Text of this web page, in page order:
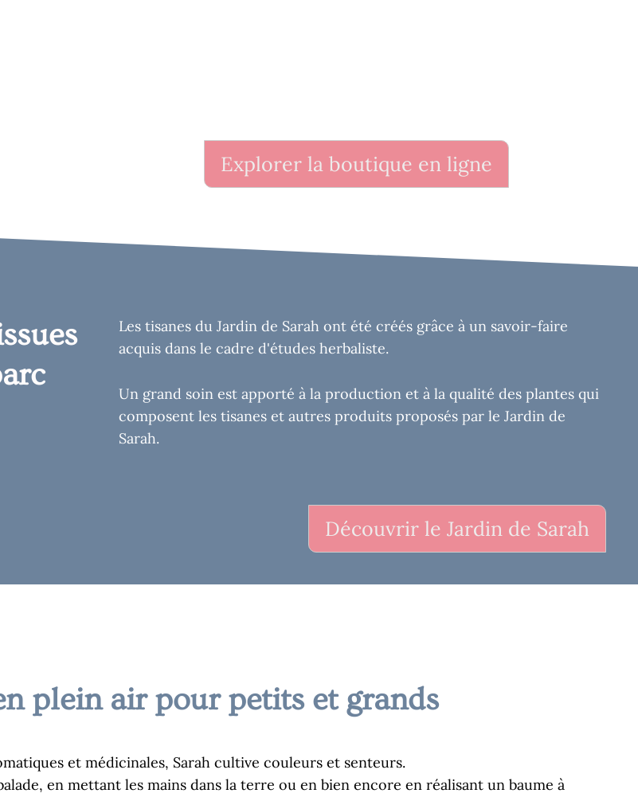
Explorer la boutique en ligne
Les tisanes du Jardin de Sarah ont été créés grâce à un savoir-faire
acquis dans le cadre d'études herbaliste.
Un grand soin est apporté à la production et à la qualité des plantes qui
composent les tisanes et autres produits proposés par le Jardin de
Sarah.
Découvrir le Jardin de Sarah
plein air pour petits et grands
et médicinales, Sarah cultive couleurs et senteurs.
en mettant les mains dans la terre ou en bien encore en réalisant un baume à